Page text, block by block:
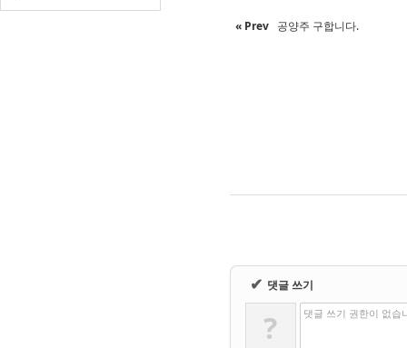
« Prev 공양주 구합니다.
✔ 댓글 쓰기
? 댓글 쓰기 권한이 없습